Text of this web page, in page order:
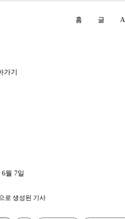
홈 글
가기
6월 7일
로 생성된 기사